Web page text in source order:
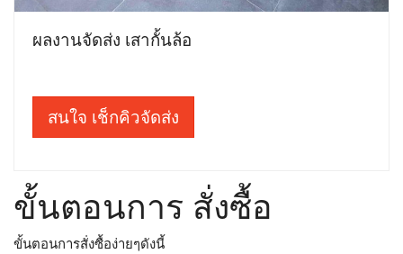
ผลงานจัดส่ง เสากั้นล้อ
สนใจ เช็กคิวจัดส่ง
ขั้นตอนการ สั่งซื้อ
ขั้นตอนการสั่งซื้อง่ายๆดังนี้